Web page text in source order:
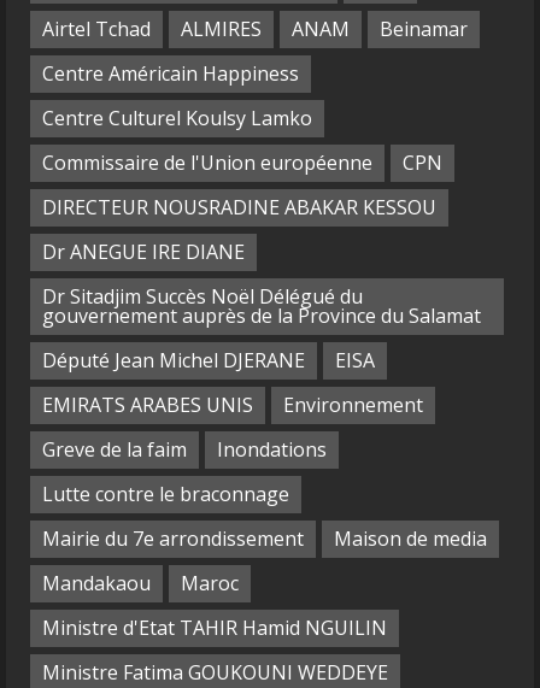
Airtel Tchad
ALMIRES ANAM
Beinamar
Centre Américain Happiness
Centre Culturel Koulsy Lamko
Commissaire de l'Union européenne
CPN
DIRECTEUR NOUSRADINE ABAKAR KESSOU
Dr ANEGUE IRE DIANE
Dr Sitadjim Succès Noël Délégué du
gouvernement auprès de la Province du Salamat
Député Jean Michel DJERANE
EISA
EMIRATS ARABES UNIS
Environnement
Greve de la faim
Inondations
Lutte contre le braconnage
Mairie du 7e arrondissement
Maison de media
Mandakaou
Maroc
Ministre d'Etat TAHIR Hamid NGUILIN
Ministre Fatima GOUKOUNI WEDDEYE